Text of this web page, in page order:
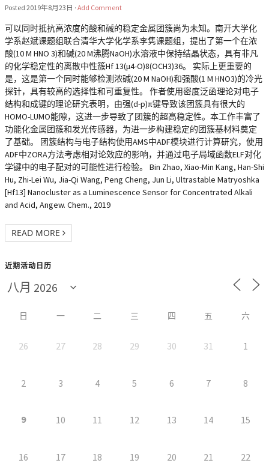
Posted 2019年8月23日 · Add Comment
可以同时抵抗高浓度的酸和碱的稳定金属团簇尚为未知。南开大学化
学系赵斌课题组联合清华大学化学系李隽课题组，提出了第一个在浓
酸(10 M HNO 3)和碱(20 M沸腾NaOH)水溶液中保持结晶状态，具有非凡
的化学稳定性的离散中性簇Hf 13(μ4-O)8(OCH3)36。 实际上更重要的
是，这是第一个同时能够检测浓碱(20 M NaOH)和强酸(1 M HNO3)的冷光
探针，具有较高的选择性和可重复性。 作者使用密度泛函理论对电子
结构和成键的理论研究表明，由强(d-p)π键导致该团簇具有很大的
HOMO-LUMO能隙，这进一步导致了团簇的超高稳定性。本工作丰富了
功能化金属团簇和发光传感器，为进一步构建稳定的团簇基材料奠定
了基础。 团簇结构与电子结构使用AMS中ADF模块进行计算研究，使用
ADF中ZORA方法考虑相对论效应的影响，并通过电子局域函数ELF对化
学键中的电子配对的可能性进行检验。 Bin Zhao, Xiao-Min Kang, Han-Shi
Hu, Zhi-Lei Wu, Jia-Qi Wang, Peng Cheng, Jun Li, Ultrastable Matryoshka
[Hf13] Nanocluster as a Luminescence Sensor for Concentrated Alkali
and Acid, Angew. Chem., 2019
READ MORE
近期活动日历
日 一 二 三 四 五 六
26 27 28 29 30 31 1
2 3 4 5 6 7 8
9 10 11 12 13 14 15
16 17 18 19 20 21 22